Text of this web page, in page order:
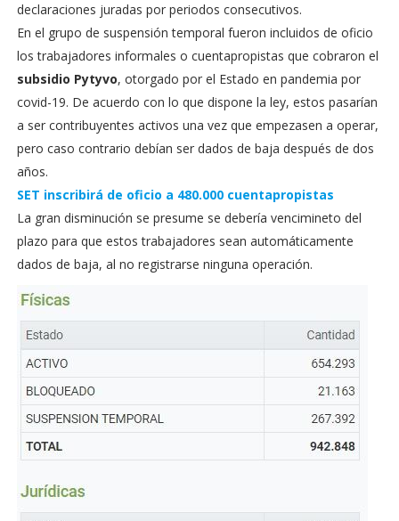
declaraciones juradas por periodos consecutivos.
En el grupo de suspensión temporal fueron incluidos de oficio
los trabajadores informales o cuentapropistas que cobraron el
subsidio Pytyvo, otorgado por el Estado en pandemia por
covid-19. De acuerdo con lo que dispone la ley, estos pasarían
a ser contribuyentes activos una vez que empezasen a operar,
pero caso contrario debían ser dados de baja después de dos
años.
SET inscribirá de oficio a 480.000 cuentapropistas
La gran disminución se presume se debería vencimineto del
plazo para que estos trabajadores sean automáticamente
dados de baja, al no registrarse ninguna operación.